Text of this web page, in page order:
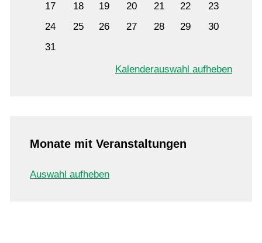
17
18 19 20 21 22
23
24
25 26 27 28 29
30
31
Kalenderauswahl aufheben
Monate mit Veranstaltungen
Auswahl aufheben